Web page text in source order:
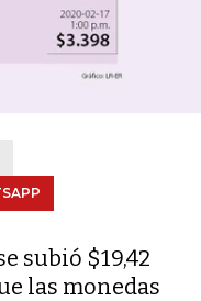
subió $19,42
las monedas